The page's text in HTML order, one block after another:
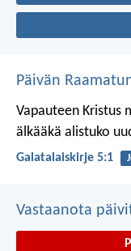
Päivän
Vapauteen Kristus
älkääkä alistuko
Galatalaiskirje 5:1
Vastaanota